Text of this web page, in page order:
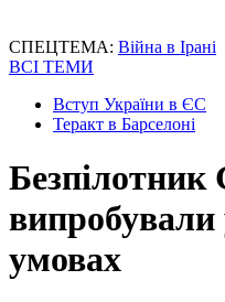
СПЕЦТЕМА: Війна в Ірані
ВСІ ТЕМИ
Вступ України в ЄС
Теракт в Барселоні
Безпілотник
умовах